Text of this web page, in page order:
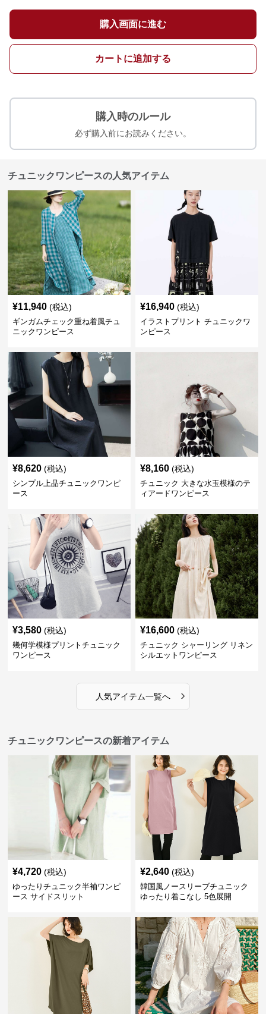
購入画面に進む
カートに追加する
購入時のルール
必ず購入前にお読みください。
チュニックワンピースの人気アイテム
¥11,940 (税込)
ギンガムチェック重ね着風チュ
ニックワンピース
¥16,940 (税込)
イラストプリント チュニックワ
ンピース
¥8,620 (税込)
シンプル上品チュニックワンピ
ース
¥8,160 (税込)
チュニック 大きな水玉模様のテ
ィアードワンピース
¥3,580 (税込)
幾何学模様プリントチュニック
ワンピース
¥16,600 (税込)
チュニック シャーリング リネン
シルエットワンピース
人気アイテム一覧へ ›
チュニックワンピースの新着アイテム
¥4,720 (税込)
ゆったりチュニック半袖ワンピ
ース サイドスリット
¥2,640 (税込)
韓国風ノースリーブチュニック
ゆったり着こなし 5色展開